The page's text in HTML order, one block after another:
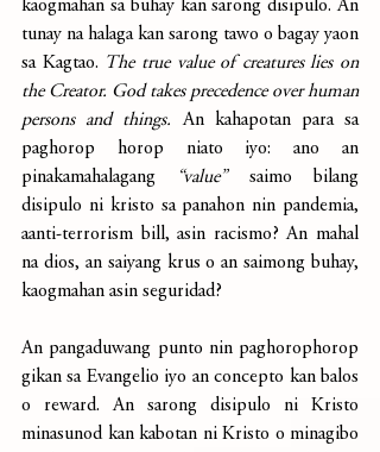
kaogmahan sa buhay kan sarong disipulo. An
tunay na halaga kan sarong tawo o bagay yaon
sa Kagtao. The true value of creatures lies on
the Creator. God takes precedence over human
persons and things. An kahapotan para sa
paghorop horop niato iyo: ano an
pinakamahalagang
“value” saimo bilang
disipulo ni kristo sa panahon nin pandemia,
aanti-terrorism bill, asin racismo? An mahal
na dios, an saiyang krus o an saimong buhay,
kaogmahan asin seguridad?
An pangaduwang punto nin paghorophorop
gikan sa Evangelio iyo an concepto kan balos
o reward. An sarong disipulo ni Kristo
minasunod kan kabotan ni Kristo o minagibo